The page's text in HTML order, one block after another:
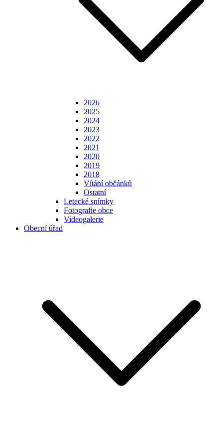
2026
2025
2024
2023
2022
2021
2020
2019
2018
Vítání občánků
Ostatní
Letecké snímky
Fotografie obce
Videogalerie
Obecní úřad